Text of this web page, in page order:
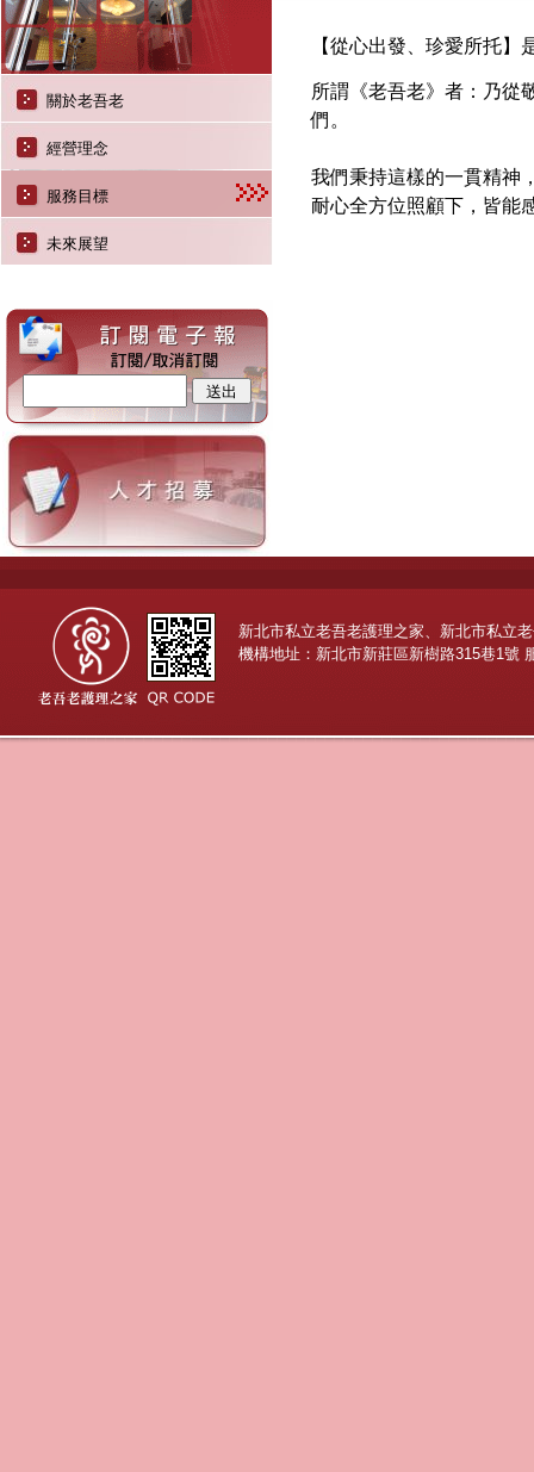
關於老吾老
經營理念
服務目標
未來展望
【從心出發、珍愛所托】
所謂《老吾老》者：乃從
們。
我們秉持這樣的一貫精神
耐心全方位照顧下，皆能
新北市私立老吾老護理之家、新北市私立
機構地址：新北市新莊區新樹路315巷1號